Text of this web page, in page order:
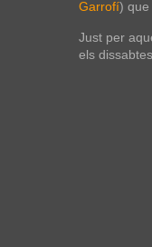
Garrofí) que
Just per
els